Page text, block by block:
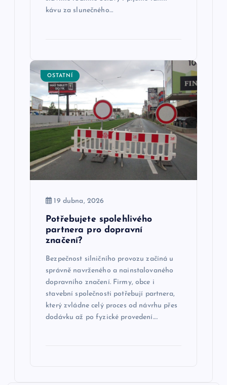
kávu za slunečného…
OSTATNÍ
19 dubna, 2026
Potřebujete spolehlivého
partnera pro dopravní
značení?
Bezpečnost silničního provozu začíná u
správně navrženého a nainstalovaného
dopravního značení. Firmy, obce i
stavební společnosti potřebují partnera,
který zvládne celý proces od návrhu přes
dodávku až po fyzické provedení.…